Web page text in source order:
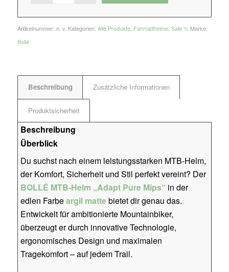
Artikelnummer: n. v. Kategorien: Alle Produkte, Fahrradhelme, Sale % Marke:
Bollé
Beschreibung Zusätzliche Informationen
Produktsicherheit
Beschreibung
Überblick
Du suchst nach einem leistungsstarken MTB-Helm,
der Komfort, Sicherheit und Stil perfekt vereint? Der
BOLLÉ MTB-Helm „Adapt Pure Mips“ in der
edlen Farbeargil mattebietet dir genau das.
Entwickelt für ambitionierte Mountainbiker,
überzeugt er durch innovative Technologie,
ergonomisches Design und maximalen
Tragekomfort – auf jedem Trail.